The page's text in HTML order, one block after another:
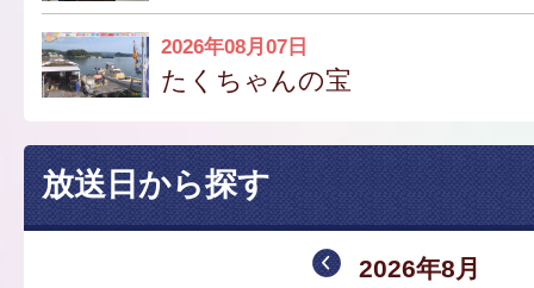
2026年08月07日
たくちゃんの宝
放送日から探す
2026年8月